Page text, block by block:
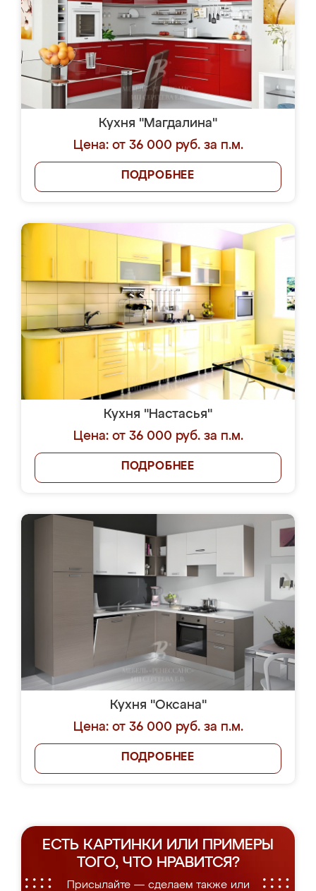
Кухня "Магдалина"
Цена: от 36 000 руб. за п.м.
ПОДРОБНЕЕ
Кухня "Настасья"
Цена: от 36 000 руб. за п.м.
ПОДРОБНЕЕ
Кухня "Оксана"
Цена: от 36 000 руб. за п.м.
ПОДРОБНЕЕ
ЕСТЬ КАРТИНКИ ИЛИ ПРИМЕРЫ
ТОГО, ЧТО НРАВИТСЯ?
Присылайте — сделаем также или